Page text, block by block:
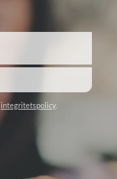
integritetspolicy.